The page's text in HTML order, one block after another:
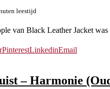
leestijd
van Black Leather Jacket
PinterestLinkedinEmail
– Harmonie